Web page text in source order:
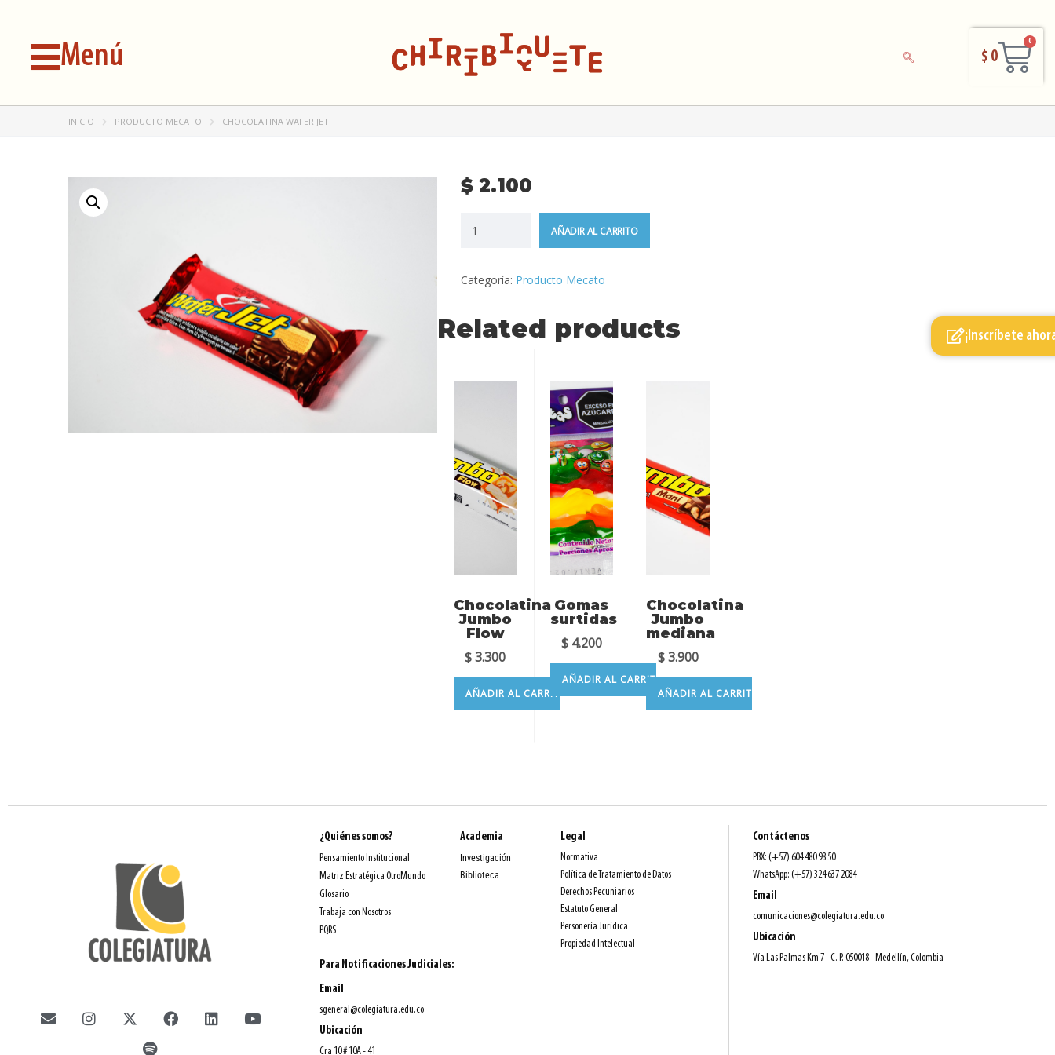
Menú $ 0
0
INICIO PRODUCTO MECATO CHOCOLATINA WAFER JET
$ 2.100
AÑADIR AL CARRITO
Categoría: Producto Mecato
Related products
Chocolatina
Jumbo
Flow
$3.300
AÑADIR AL CARRITO
Gomas
surtidas
$4.200
AÑADIR AL CARRITO
Chocolatina
Jumbo
mediana
$3.900
AÑADIR AL CARRITO
¡Inscríbete
¿Quiénes somos? Academia
Legal
Pensamiento Institucional
Matriz Estratégica OtroMundo
Glosario
Trabaja con Nosotros
PQRS
Investigación
Biblioteca
Normativa
Política de Tratamiento de Datos
Derechos Pecuniarios
Estatuto General
Personería Jurídica
Propiedad Intelectual
Para Notificaciones Judiciales:
Email
sgeneral@colegiatura.edu.co
Ubicación
Cra 10 # 10A - 41
Contáctenos
PBX: (+57) 604 480 98 50
WhatsApp: (+57) 324 637 2084
Email
comunicaciones@colegiatura.edu.co
Ubicación
Vía Las Palmas Km 7 - C. P. 050018 - Medellín, Colombia